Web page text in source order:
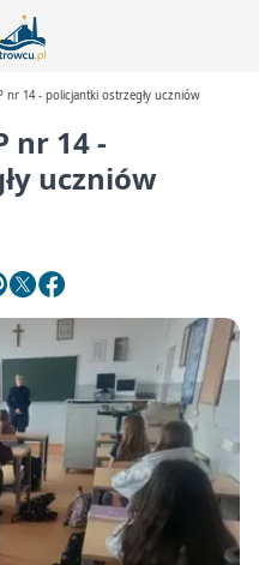
nr 14 - policjantki ostrzegły uczniów
nr 14 -
uczniów